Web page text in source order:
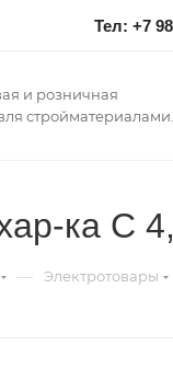
Тел: +7
и розничная
стройматериалами.
ка С
— Электротовары